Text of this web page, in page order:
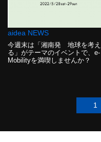
aidea NEWS
今週末は「湘南発 地球を考え
る」がテーマのイベントで、e-
Mobilityを満喫しませんか？
1